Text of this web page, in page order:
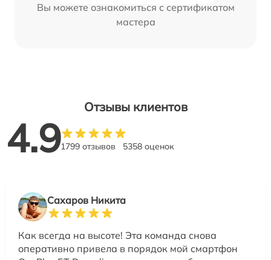
Вы можете ознакомиться с сертификатом
мастера
Отзывы клиентов
4.91799 отзывов 5358 оценок
Сахаров Никита
Как всегда на высоте! Эта команда снова
оперативно привела в порядок мой смартфон